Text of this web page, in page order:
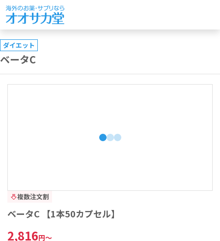
ダイエット
ベータC
複数注文割
ベータC 【1本50カプセル】
2,816円～